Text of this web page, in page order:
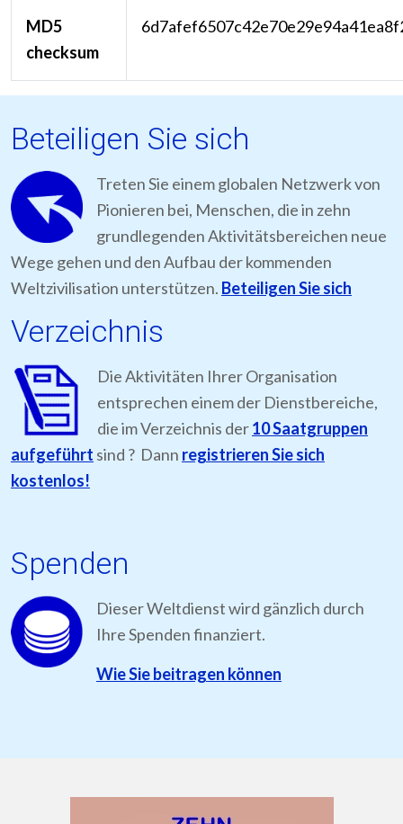
MD5
checksum
Beteiligen Sie sich
Treten Sie einem globalen Netzwerk von
Pionieren bei, Menschen, die in zehn
grundlegenden Aktivitätsbereichen neue
Wege gehen und den Aufbau der kommenden
Weltzivilisation unterstützen. Beteiligen Sie sich
Verzeichnis
Die Aktivitäten Ihrer Organisation
entsprechen einem der Dienstbereiche,
die im Verzeichnis der10 Saatgruppen
aufgeführt sind ? Dann registrieren Sie sich
kostenlos!
Spenden
Dieser Weltdienst wird gänzlich durch
Ihre Spenden finanziert.
Wie Sie beitragen können